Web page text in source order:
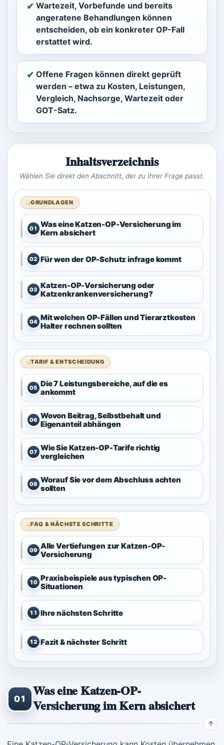
✔︎ Wartezeit, Vorbefunde und bereits
angeratene Behandlungen können
entscheiden, ob ein konkreter OP-Fall
erstattet wird.
✔︎ Offene Fragen können direkt geprüft
werden – etwa zu Kosten, Leistungen,
Vergleich, Nachsorge, Wartezeit oder
GOT-Satz.
Inhaltsverzeichnis
Wählen Sie direkt den Abschnitt, der zu Ihrer Frage passt.
GRUNDLAGEN
01 Was eine Katzen-OP-Versicherung im
Kern absichert
02 Für wen der OP-Schutz infrage kommt
03 Katzen-OP-Versicherung oder
Katzenkrankenversicherung?
04 Mit welchen OP-Fällen und Tierarztkosten
Halter rechnen sollten
TARIF & ENTSCHEIDUNG
05 Die 7 Leistungsbereiche, auf die es
ankommt
06 Wovon Beitrag, Selbstbehalt und
Eigenanteil abhängen
07 Wie Sie Katzen-OP-Tarife richtig
vergleichen
08 Worauf Sie vor dem Abschluss achten
sollten
FAQ & NÄCHSTE SCHRITTE
09 Alle Vertiefungen zur Katzen-OP-
Versicherung
10 Praxisbeispiele aus typischen OP-
Situationen
11 Ihre nächsten Schritte
12 Fazit & nächster Schritt
01
Was eine Katzen-OP-
Versicherung im Kern absichert